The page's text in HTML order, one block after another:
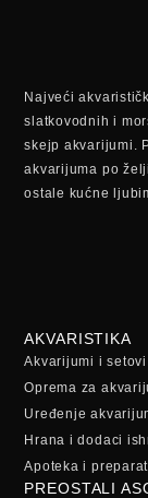
Najveći
slatkovodnih i
skejp akvarijumi.
akvarijuma po
ostale kućne
AKVARISTIKA
Akvarijumi i setovi
Oprema za
Uređenje
Hrana i dodaci
Apoteka i
PREOSTALI